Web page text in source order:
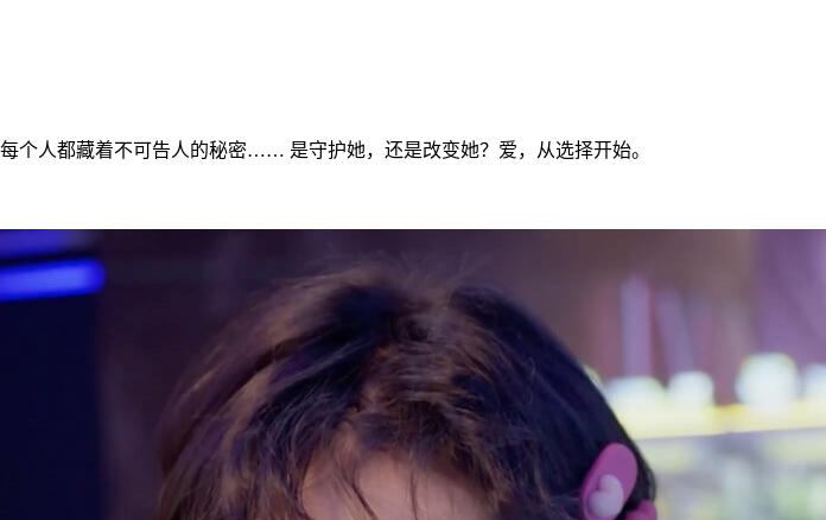
个人都藏着不可告人的秘密…… 是守护她，还是改变她？爱，从选择开始。